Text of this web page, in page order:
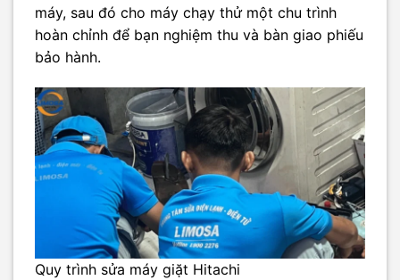
máy, sau đó cho máy chạy thử một chu trình
hoàn chỉnh để bạn nghiệm thu và bàn giao phiếu
bảo hành.
Quy trình sửa máy giặt Hitachi